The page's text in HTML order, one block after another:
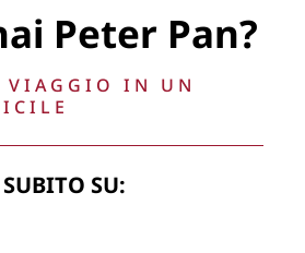
immagini e testi del sito, a
discrezione.
PolicyPrivacy Policy
Peter Pan?
IN UN
SU: